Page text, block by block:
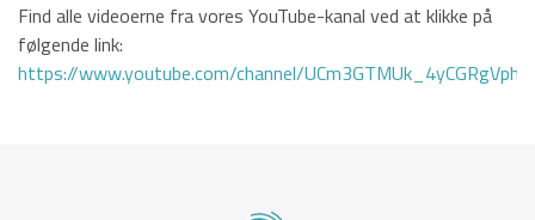
Find alle videoerne fra vores YouTube-kanal ved at klikke på
følgende link:
https://www.youtube.com/channel/